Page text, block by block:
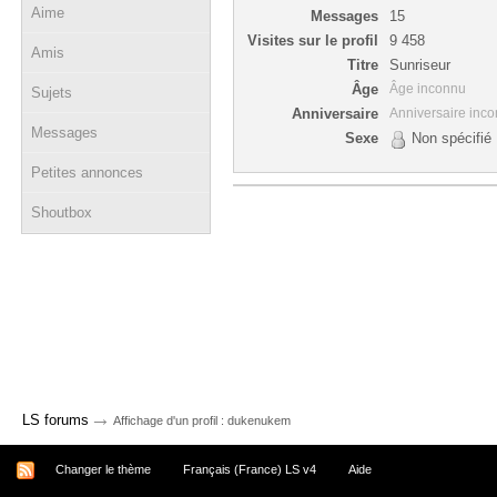
Aime
Amis
Sujets
Messages
Petites annonces
Shoutbox
Messages
15
Visites sur le profil
9 458
Titre
Sunriseur
Âge
Âge inconnu
Anniversaire Anniversaire
Sexe Non spécifié
LS forums → Affichage d'un profil : dukenukem
Changer le thème Français (France) LS v4 Aide